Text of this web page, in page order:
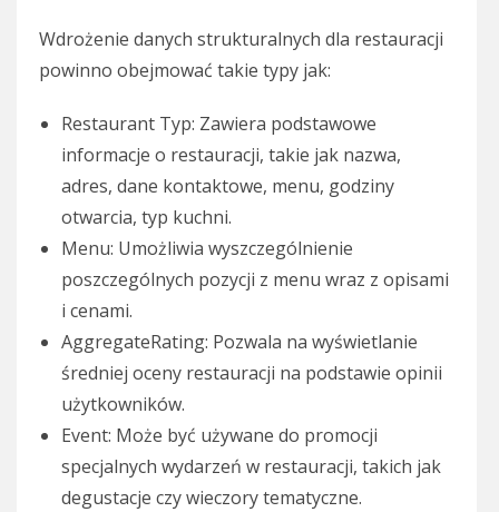
Wdrożenie danych strukturalnych dla restauracji
powinno obejmować takie typy jak:
Restaurant Typ: Zawiera podstawowe
informacje o restauracji, takie jak nazwa,
adres, dane kontaktowe, menu, godziny
otwarcia, typ kuchni.
Menu: Umożliwia wyszczególnienie
poszczególnych pozycji z menu wraz z opisami
i cenami.
AggregateRating: Pozwala na wyświetlanie
średniej oceny restauracji na podstawie opinii
użytkowników.
Event: Może być używane do promocji
specjalnych wydarzeń w restauracji, takich jak
degustacje czy wieczory tematyczne.